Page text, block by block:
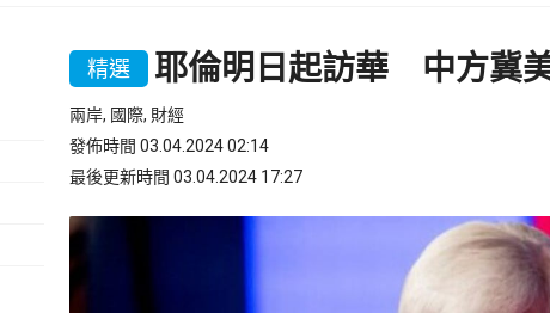
精選 耶倫明日起訪華 中方冀
兩岸, 國際, 財經
發佈時間 03.04.2024 02:14
最後更新時間 03.04.2024 17:27